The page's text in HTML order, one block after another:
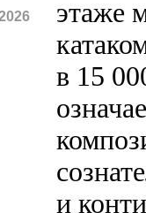
этаже
в 15
и